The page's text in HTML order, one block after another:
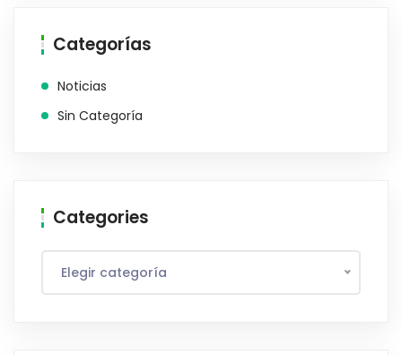
Categorías
Noticias
Sin Categoría
Categories
Elegir categoría